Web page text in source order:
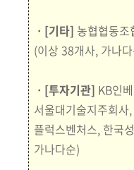
ㆍ[기타] 농협협동조
(이상 38개사, 가나
ㆍ[투자기관] KB인
서울대기술지주회
플럭스벤처스, 한국
가나다순)